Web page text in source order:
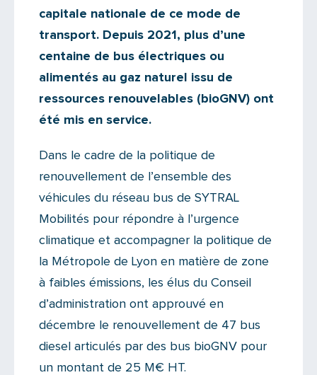
capitale nationale de ce mode de
transport. Depuis 2021, plus d’une
centaine de bus électriques ou
alimentés au gaz naturel issu de
ressources renouvelables (bioGNV) ont
été mis en service.
Dans le cadre de la politique de
renouvellement de l’ensemble des
véhicules du réseau bus de SYTRAL
Mobilités pour répondre à l’urgence
climatique et accompagner la politique de
la Métropole de Lyon en matière de zone
à faibles émissions, les élus du Conseil
d’administration ont approuvé en
décembre le renouvellement de 47 bus
diesel articulés par des bus bioGNV pour
un montant de 25 M€ HT.